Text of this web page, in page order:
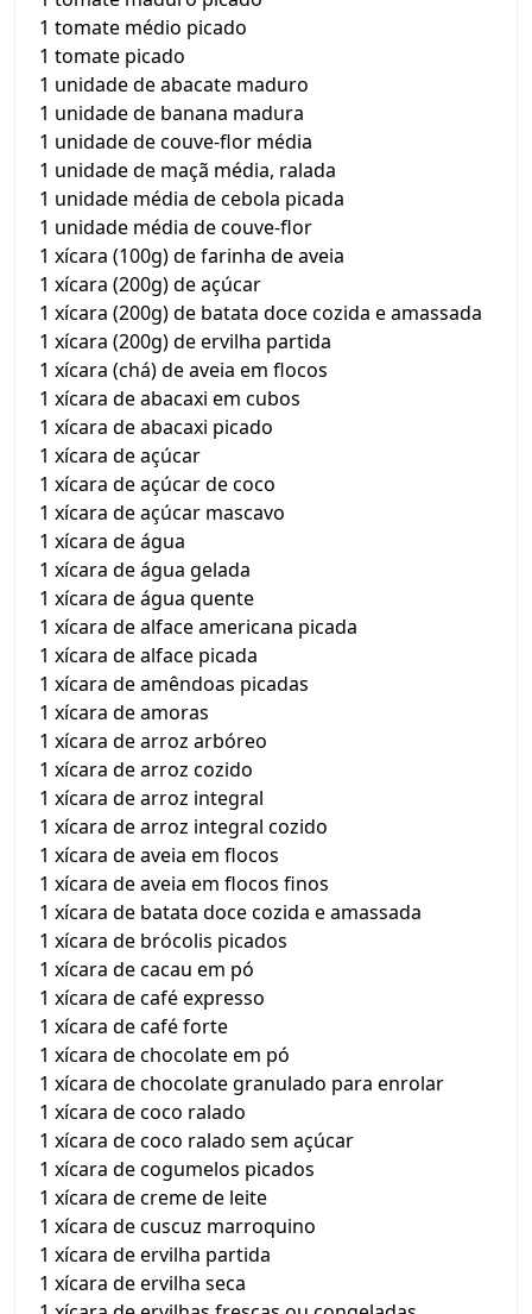
1 tomate médio picado
1 tomate picado
1 unidade de abacate maduro
1 unidade de banana madura
1 unidade de couve-flor média
1 unidade de maçã média, ralada
1 unidade média de cebola picada
1 unidade média de couve-flor
1 xícara (100g) de farinha de aveia
1 xícara (200g) de açúcar
1 xícara (200g) de batata doce cozida e amassada
1 xícara (200g) de ervilha partida
1 xícara (chá) de aveia em flocos
1 xícara de abacaxi em cubos
1 xícara de abacaxi picado
1 xícara de açúcar
1 xícara de açúcar de coco
1 xícara de açúcar mascavo
1 xícara de água
1 xícara de água gelada
1 xícara de água quente
1 xícara de alface americana picada
1 xícara de alface picada
1 xícara de amêndoas picadas
1 xícara de amoras
1 xícara de arroz arbóreo
1 xícara de arroz cozido
1 xícara de arroz integral
1 xícara de arroz integral cozido
1 xícara de aveia em flocos
1 xícara de aveia em flocos finos
1 xícara de batata doce cozida e amassada
1 xícara de brócolis picados
1 xícara de cacau em pó
1 xícara de café expresso
1 xícara de café forte
1 xícara de chocolate em pó
1 xícara de chocolate granulado para enrolar
1 xícara de coco ralado
1 xícara de coco ralado sem açúcar
1 xícara de cogumelos picados
1 xícara de creme de leite
1 xícara de cuscuz marroquino
1 xícara de ervilha partida
1 xícara de ervilha seca